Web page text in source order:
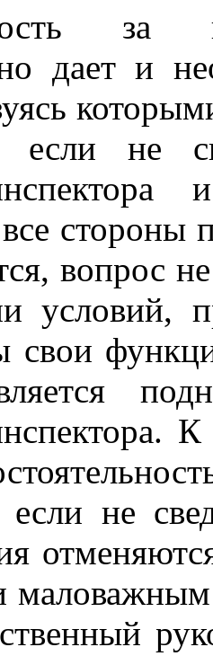
дает и
если не
стороны
вопрос
условий,
свои
если не